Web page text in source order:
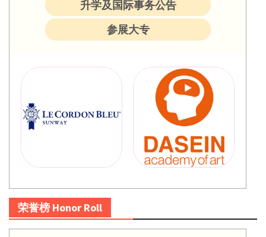
升学及国际事务公告
参展大专
荣誉榜 Honor Roll